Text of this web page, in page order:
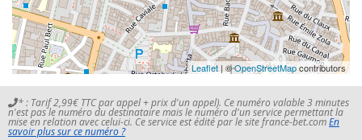
Leaflet | ©OpenStreetMapcontributors
* : Tarif 2,99€ TTC par appel + prix d'un appel). Ce numéro valable 3 minutes
n'est pas le numéro du destinataire mais le numéro d'un service permettant la
mise en relation avec celui-ci. Ce service est édité par le site france-bet.comEn
savoir plus sur ce numéro ?